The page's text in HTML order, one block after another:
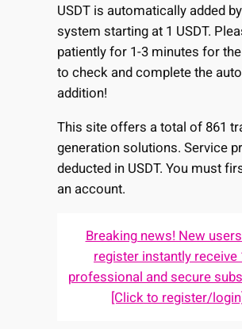
USDT is automatically added
system starting at 1 USDT.
patiently for 1-3 minutes for
to check and complete the
addition!
This site offers a total of 861
generation solutions. Service
deducted in USDT. You must
an account.
Breaking news! New
register instantly receive
professional and secure
[Click to register/